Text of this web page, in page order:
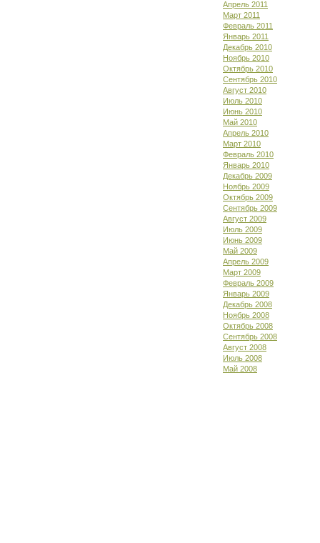
Апрель 2011
Март 2011
Февраль 2011
Январь 2011
Декабрь 2010
Ноябрь 2010
Октябрь 2010
Сентябрь 2010
Август 2010
Июль 2010
Июнь 2010
Май 2010
Апрель 2010
Март 2010
Февраль 2010
Январь 2010
Декабрь 2009
Ноябрь 2009
Октябрь 2009
Сентябрь 2009
Август 2009
Июль 2009
Июнь 2009
Май 2009
Апрель 2009
Март 2009
Февраль 2009
Январь 2009
Декабрь 2008
Ноябрь 2008
Октябрь 2008
Сентябрь 2008
Август 2008
Июль 2008
Май 2008